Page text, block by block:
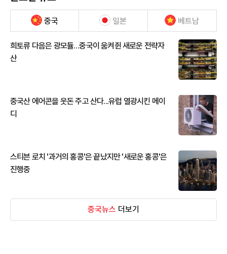
중국 일본 베트남
희토류 다음은 광모듈…중국이 움켜쥔 새로운 전략자
산
중국산 에어콘을 웃돈 주고 산다...유럽 열광시킨 메이
디
스티븐 로치 '과거의 홍콩'은 끝났지만 '새로운 홍콩'은
진행중
중국뉴스 더보기